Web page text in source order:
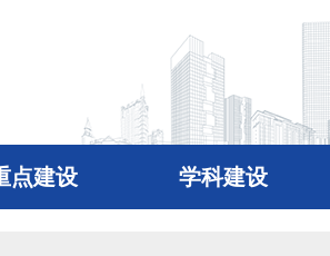
点建设 学科建设